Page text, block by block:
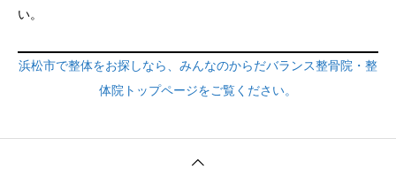
い。
浜松市で整体をお探しなら、みんなのからだバランス整骨院・整
体院トップページをご覧ください。